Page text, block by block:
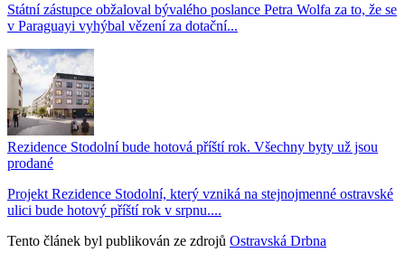
Státní zástupce obžaloval bývalého poslance Petra Wolfa za to, že se
v Paraguayi vyhýbal vězení za dotační...
Rezidence Stodolní bude hotová příští rok. Všechny byty už jsou
prodané
Projekt Rezidence Stodolní, který vzniká na stejnojmenné ostravské
ulici bude hotový příští rok v srpnu....
Tento článek byl publikován ze zdrojů Ostravská Drbna